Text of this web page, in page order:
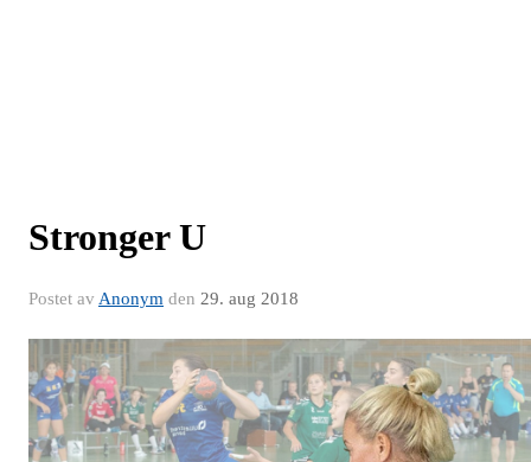
Stronger U
Postet av Anonym den 29. aug 2018